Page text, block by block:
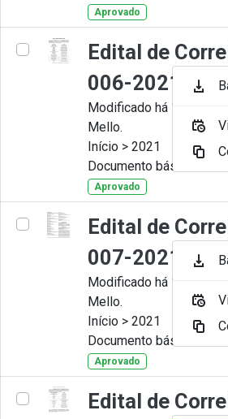
Aprovado
Edital de
006-2021
Modificado há 11 Meses
Mello.
Início > 2021
Documento básico
Aprovado
Edital de
007-2021
Modificado há 11 Meses
Mello.
Início > 2021
Documento básico
Aprovado
Edital de